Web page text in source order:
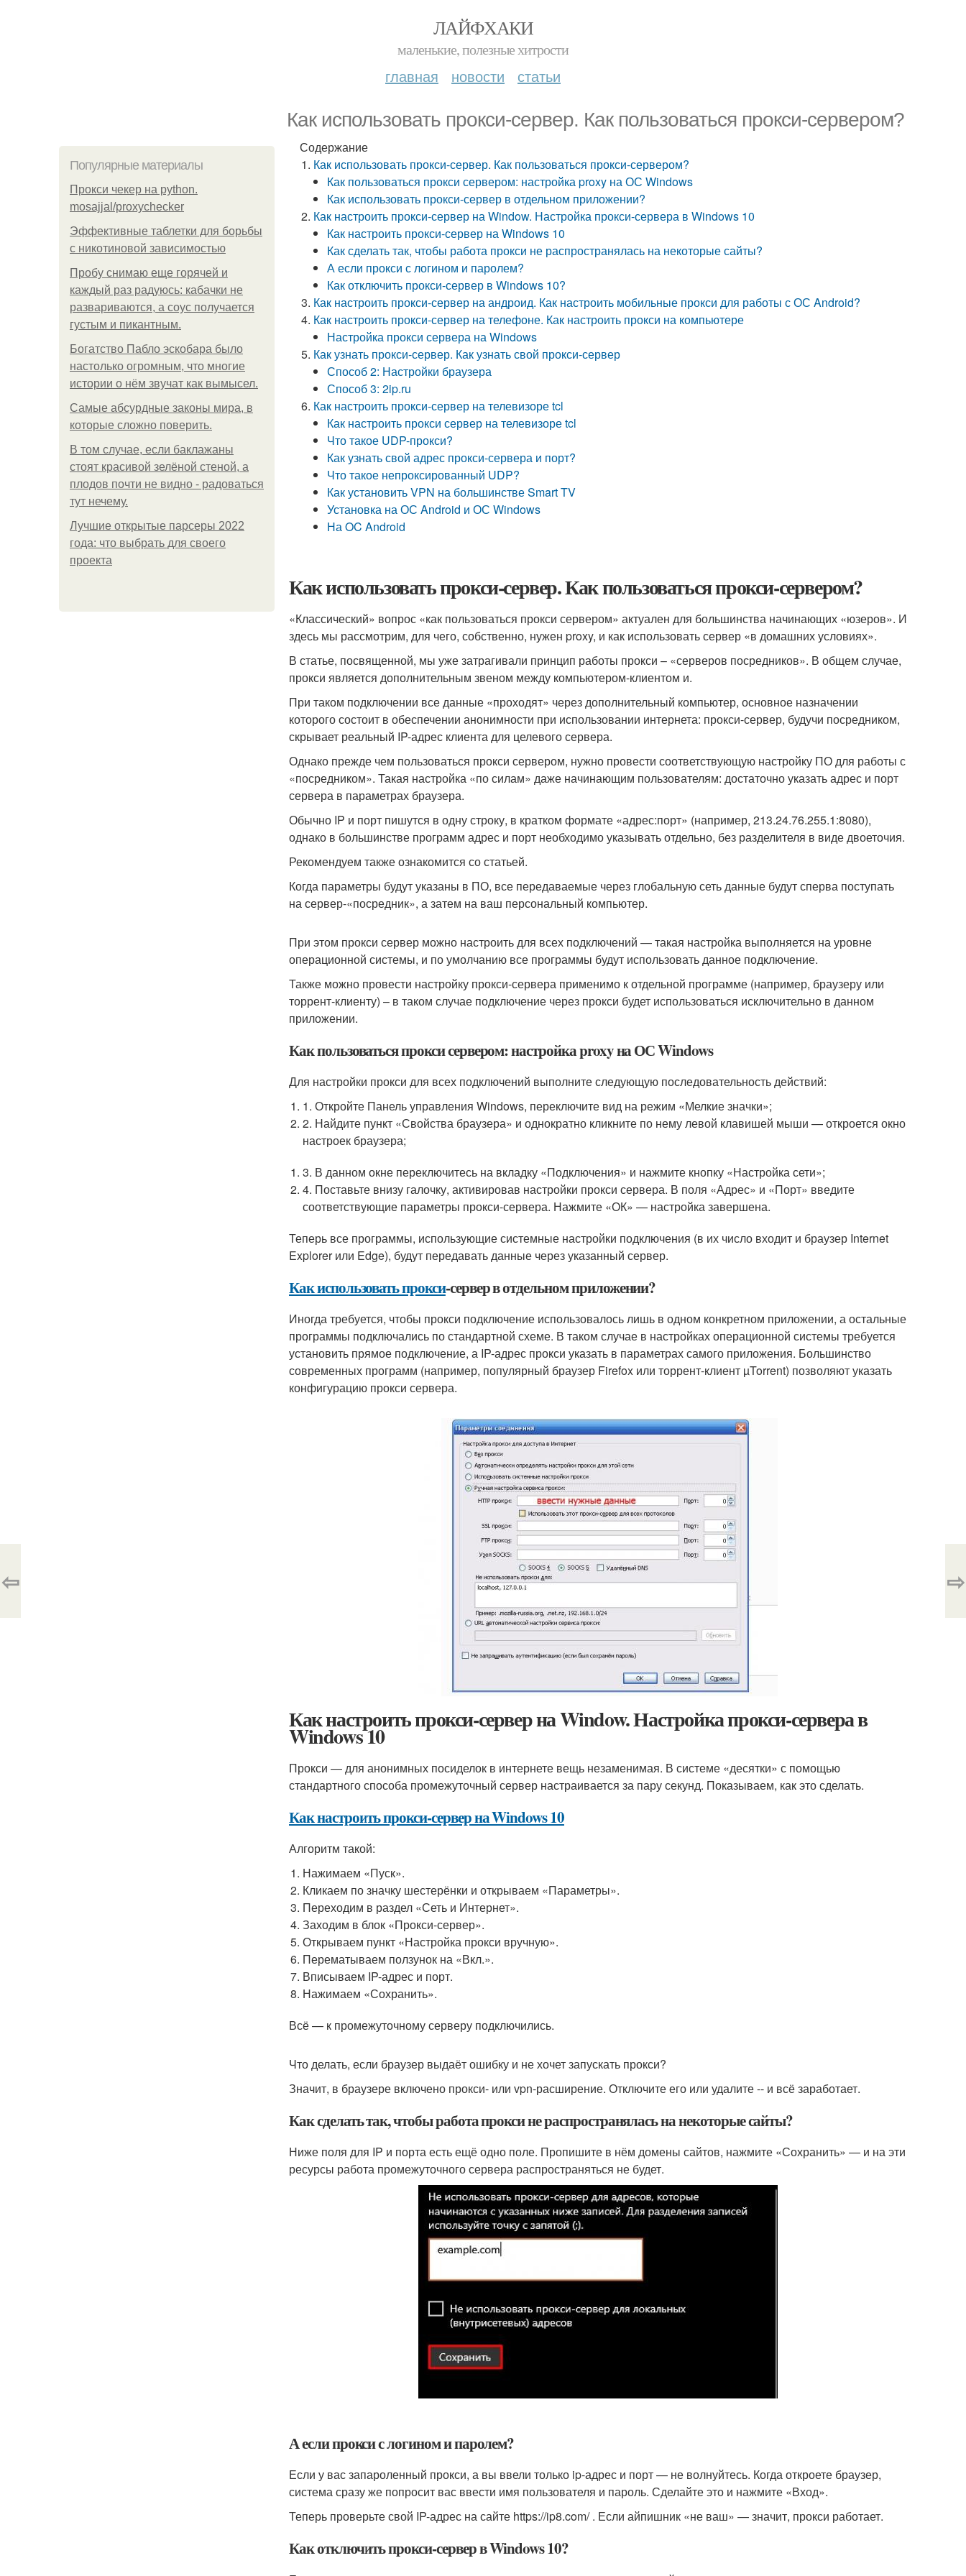
ЛАЙФХАКИ
маленькие, полезные хитрости
главная новости статьи
Как использовать прокси-сервер. Как пользоваться прокси-сервером?
Популярные материалы
Прокси чекер на python.
mosajjal/proxychecker
Эффективные таблетки для борьбы
с никотиновой зависимостью
Пробу снимаю еще горячей и
каждый раз радуюсь: кабачки не
развариваются, а соус получается
густым и пикантным.
Богатство Пабло эскобара было
настолько огромным, что многие
истории о нём звучат как вымысел.
Самые абсурдные законы мира, в
которые сложно поверить.
В том случае, если баклажаны
стоят красивой зелёной стеной, а
плодов почти не видно - радоваться
тут нечему.
Лучшие открытые парсеры 2022
года: что выбрать для своего
проекта
Содержание
Как использовать прокси-сервер. Как пользоваться прокси-сервером?
Как пользоваться прокси сервером: настройка proxy на ОС Windows
Как использовать прокси-сервер в отдельном приложении?
Как настроить прокси-сервер на Window. Настройка прокси-сервера в Windows 10
Как настроить прокси-сервер на Windows 10
Как сделать так, чтобы работа прокси не распространялась на некоторые сайты?
А если прокси с логином и паролем?
Как отключить прокси-сервер в Windows 10?
Как настроить прокси-сервер на андроид. Как настроить мобильные прокси для работы с ОС Android?
Как настроить прокси-сервер на телефоне. Как настроить прокси на компьютере
Настройка прокси сервера на Windows
Как узнать прокси-сервер. Как узнать свой прокси-сервер
Способ 2: Настройки браузера
Способ 3: 2ip.ru
Как настроить прокси-сервер на телевизоре tcl
Как настроить прокси сервер на телевизоре tcl
Что такое UDP-прокси?
Как узнать свой адрес прокси-сервера и порт?
Что такое непроксированный UDP?
Как установить VPN на большинстве Smart TV
Установка на ОС Android и ОС Windows
На OC Android
Как использовать прокси-сервер. Как пользоваться прокси-сервером?
«Классический» вопрос «как пользоваться прокси сервером» актуален для большинства начинающих «юзеров». И
здесь мы рассмотрим, для чего, собственно, нужен proxy, и как использовать сервер «в домашних условиях».
В статье, посвященной, мы уже затрагивали принцип работы прокси – «серверов посредников». В общем случае,
прокси является дополнительным звеном между компьютером-клиентом и.
При таком подключении все данные «проходят» через дополнительный компьютер, основное назначении
которого состоит в обеспечении анонимности при использовании интернета: прокси-сервер, будучи посредником,
скрывает реальный IP-адрес клиента для целевого сервера.
Однако прежде чем пользоваться прокси сервером, нужно провести соответствующую настройку ПО для работы с
«посредником». Такая настройка «по силам» даже начинающим пользователям: достаточно указать адрес и порт
сервера в параметрах браузера.
Обычно IP и порт пишутся в одну строку, в кратком формате «адрес:порт» (например, 213.24.76.255.1:8080),
однако в большинстве программ адрес и порт необходимо указывать отдельно, без разделителя в виде двоеточия.
Рекомендуем также ознакомится со статьей.
Когда параметры будут указаны в ПО, все передаваемые через глобальную сеть данные будут сперва поступать
на сервер-«посредник», а затем на ваш персональный компьютер.
При этом прокси сервер можно настроить для всех подключений — такая настройка выполняется на уровне
операционной системы, и по умолчанию все программы будут использовать данное подключение.
Также можно провести настройку прокси-сервера применимо к отдельной программе (например, браузеру или
торрент-клиенту) – в таком случае подключение через прокси будет использоваться исключительно в данном
приложении.
Как пользоваться прокси сервером: настройка proxy на ОС Windows
Для настройки прокси для всех подключений выполните следующую последовательность действий:
1. Откройте Панель управления Windows, переключите вид на режим «Мелкие значки»;
2. Найдите пункт «Свойства браузера» и однократно кликните по нему левой клавишей мыши — откроется окно
настроек браузера;
3. В данном окне переключитесь на вкладку «Подключения» и нажмите кнопку «Настройка сети»;
4. Поставьте внизу галочку, активировав настройки прокси сервера. В поля «Адрес» и «Порт» введите
соответствующие параметры прокси-сервера. Нажмите «ОК» — настройка завершена.
Теперь все программы, использующие системные настройки подключения (в их число входит и браузер Internet
Explorer или Edge), будут передавать данные через указанный сервер.
Как использовать прокси-сервер в отдельном приложении?
Иногда требуется, чтобы прокси подключение использовалось лишь в одном конкретном приложении, а остальные
программы подключались по стандартной схеме. В таком случае в настройках операционной системы требуется
установить прямое подключение, а IP-адрес прокси указать в параметрах самого приложения. Большинство
современных программ (например, популярный браузер Firefox или торрент-клиент µTorrent) позволяют указать
конфигурацию прокси сервера.
Как настроить прокси-сервер на Window. Настройка прокси-сервера в
Windows 10
Прокси — для анонимных посиделок в интернете вещь незаменимая. В системе «десятки» с помощью
стандартного способа промежуточный сервер настраивается за пару секунд. Показываем, как это сделать.
Как настроить прокси-сервер на Windows 10
Алгоритм такой:
Нажимаем «Пуск».
Кликаем по значку шестерёнки и открываем «Параметры».
Переходим в раздел «Сеть и Интернет».
Заходим в блок «Прокси-сервер».
Открываем пункт «Настройка прокси вручную».
Перематываем ползунок на «Вкл.».
Вписываем IP-адрес и порт.
Нажимаем «Сохранить».
Всё — к промежуточному серверу подключились.
Что делать, если браузер выдаёт ошибку и не хочет запускать прокси?
Значит, в браузере включено прокси- или vpn-расширение. Отключите его или удалите -- и всё заработает.
Как сделать так, чтобы работа прокси не распространялась на некоторые сайты?
Ниже поля для IP и порта есть ещё одно поле. Пропишите в нём домены сайтов, нажмите «Сохранить» — и на эти
ресурсы работа промежуточного сервера распространяться не будет.
А если прокси с логином и паролем?
Если у вас запароленный прокси, а вы ввели только ip-адрес и порт — не волнуйтесь. Когда откроете браузер,
система сразу же попросит вас ввести имя пользователя и пароль. Сделайте это и нажмите «Вход».
Теперь проверьте свой IP-адрес на сайте https://ip8.com/ . Если айпишник «не ваш» — значит, прокси работает.
Как отключить прокси-сервер в Windows 10?
⇦ ⇨